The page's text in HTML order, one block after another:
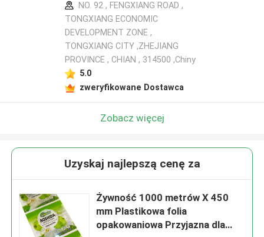
NO. 92 , FENGXIANG ROAD ,
TONGXIANG ECONOMIC
DEVELOPMENT ZONE ,
TONGXIANG CITY ,ZHEJIANG
PROVINCE , CHIAN , 314500 ,Chiny
5.0
zweryfikowane Dostawca
Zobacz więcej
Uzyskaj najlepszą cenę za
Żywność 1000 metrów X 450
mm Plastikowa folia
opakowaniowa Przyjazna dla